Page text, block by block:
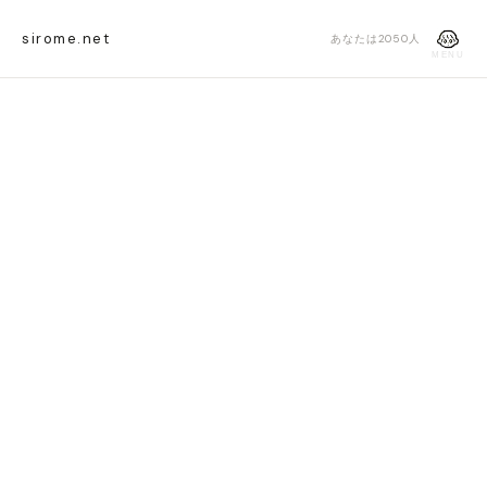
sirome.net あなたは2050人目の訪問者
MENU